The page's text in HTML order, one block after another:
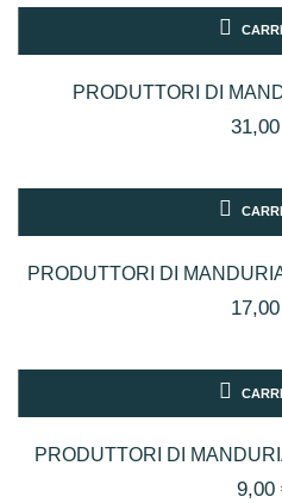
PRODUTTORI DI
PRODUTTORI DI
PRODUTTORI DI
9,00